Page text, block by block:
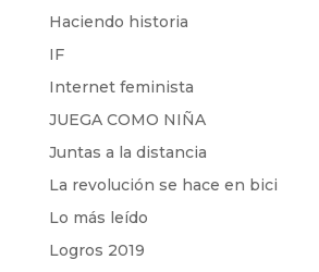
Haciendo historia
IF
Internet feminista
JUEGA COMO NIÑA
Juntas a la distancia
La revolución se hace en bici
Lo más leído
Logros 2019